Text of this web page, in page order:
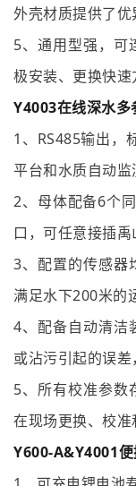
外壳材质提供了
5、通用型强，可
极安装、更换快速
Y4003在线深水
1、RS485输出，
平台和水质自动监
2、母体配备6个
口，可任意接插
3、配置的传感器
满足水下200米的
4、配备自动清洁
或沾污引起的误
5、所有校准参数
在现场更换、校准
Y600-A&Y4001